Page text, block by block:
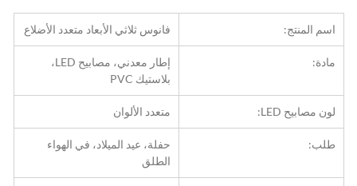
اسم المنتج: فانوس ثلاثي الأبعاد متعدد الأضلاع
مادة:
إطار معدني، مصابيح LED،
بلاستيك PVC
لون مصابيح LED: متعدد الألوان
طلب:
حفلة، عيد الميلاد، في الهواء
الطلق